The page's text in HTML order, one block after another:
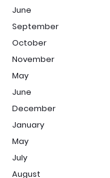
June
September
October
November
May
June
December
January
May
July
August